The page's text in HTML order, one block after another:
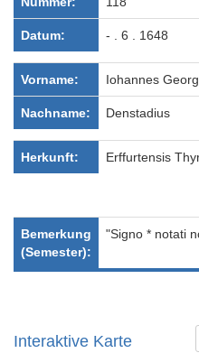
Datum: - . 6 . 1648
Vorname: Iohannes
Nachname: Denstadius
Herkunft: Erffurtensis
Bemerkung
(Semester):
"Signo * notati
Interaktive Karte